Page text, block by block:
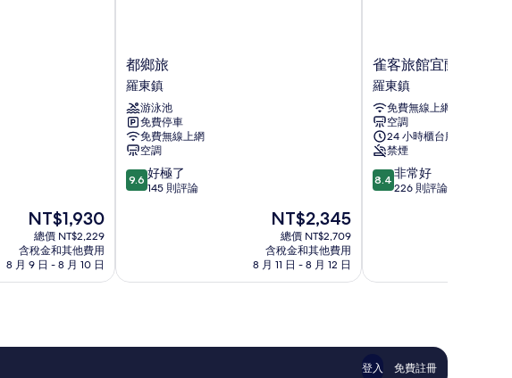
現
在
價
格
為
NT$1,930
總價 NT$2,229
含稅金和其他費用
8 月 9 日 - 8 月 10 日
都
鄉
旅
羅
東
鎮
都鄉旅
羅東鎮
游泳池
免費停車
免費無線上網
空調
9.6
分，
極
評
9.6 好極了
145 則評論
現
在
價
格
為
NT$2,345
總價 NT$2,709
含稅金和其他費用
8 月 11 日 - 8 月 12 日
雀
客
旅
館
宜
蘭
羅
東
羅
雀客旅館宜蘭羅東
羅東鎮
免費無線上網
空調
24 小時櫃台服務
禁煙
8.4
分，
常
評
論
8.4 非常好
226 則評論
登入 免費註冊